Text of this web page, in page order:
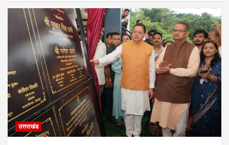
उत्तराखंड